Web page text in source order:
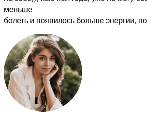
меньше
болеть и появилось больше энергии,